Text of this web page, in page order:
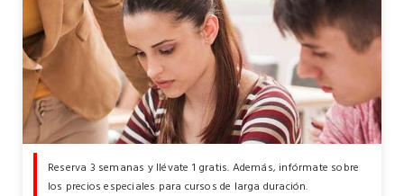
Reserva 3 semanas y llévate 1 gratis. Además, infórmate sobre
los precios especiales para cursos de larga duración.